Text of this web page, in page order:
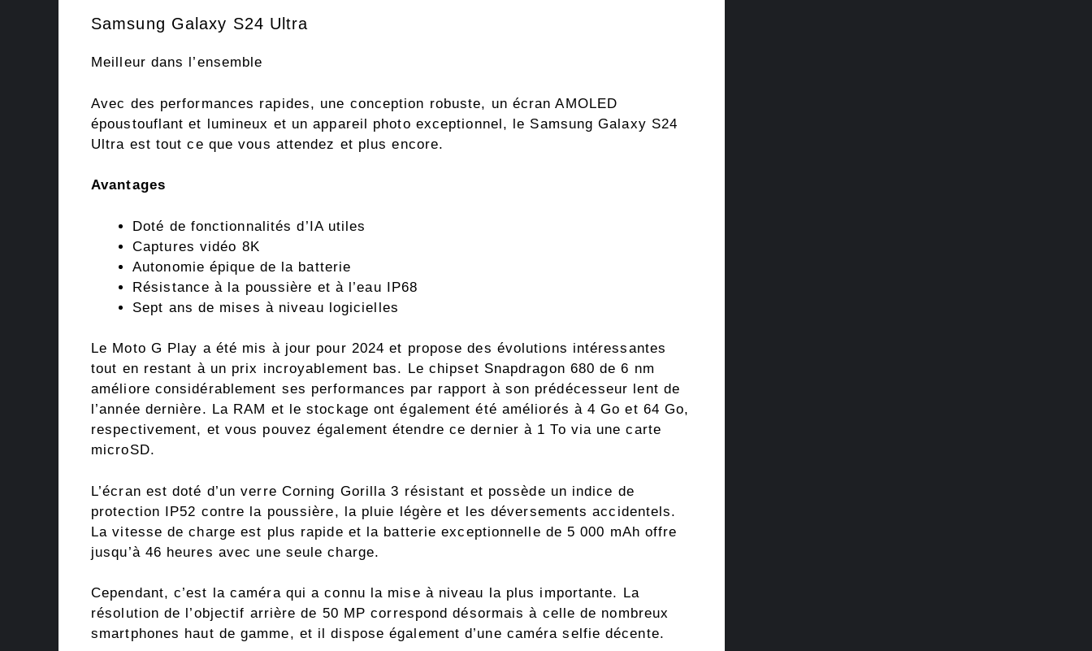
Samsung Galaxy S24 Ultra
Meilleur dans l’ensemble
Avec des performances rapides, une conception robuste, un écran AMOLED
époustouflant et lumineux et un appareil photo exceptionnel, le Samsung Galaxy S24
Ultra est tout ce que vous attendez et plus encore.
Avantages
Doté de fonctionnalités d’IA utiles
Captures vidéo 8K
Autonomie épique de la batterie
Résistance à la poussière et à l’eau IP68
Sept ans de mises à niveau logicielles
Le Moto G Play a été mis à jour pour 2024 et propose des évolutions intéressantes
tout en restant à un prix incroyablement bas. Le chipset Snapdragon 680 de 6 nm
améliore considérablement ses performances par rapport à son prédécesseur lent de
l’année dernière. La RAM et le stockage ont également été améliorés à 4 Go et 64 Go,
respectivement, et vous pouvez également étendre ce dernier à 1 To via une carte
microSD.
L’écran est doté d’un verre Corning Gorilla 3 résistant et possède un indice de
protection IP52 contre la poussière, la pluie légère et les déversements accidentels.
La vitesse de charge est plus rapide et la batterie exceptionnelle de 5 000 mAh offre
jusqu’à 46 heures avec une seule charge.
Cependant, c’est la caméra qui a connu la mise à niveau la plus importante. La
résolution de l’objectif arrière de 50 MP correspond désormais à celle de nombreux
smartphones haut de gamme, et il dispose également d’une caméra selfie décente.